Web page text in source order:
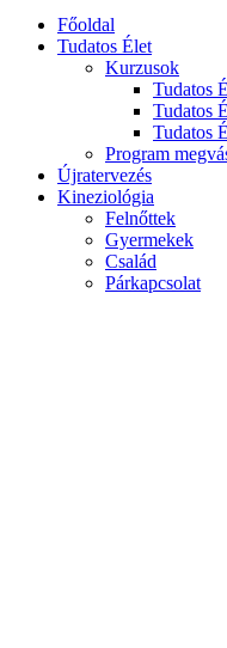
Főoldal
Tudatos Élet
Kurzusok
Tudatos
Tudatos
Tudatos
Program
Újratervezés
Kineziológia
Felnőttek
Gyermekek
Család
Párkapcsolat